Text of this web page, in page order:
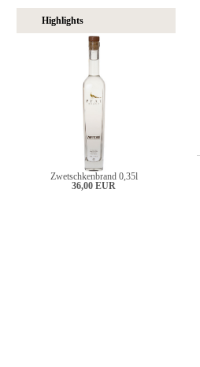
Highlights
Zwetschkenbrand 0,35l
36,00 EUR